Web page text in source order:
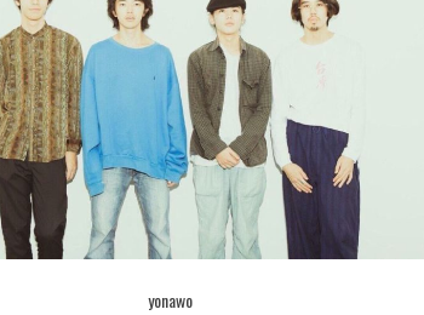
yonawo